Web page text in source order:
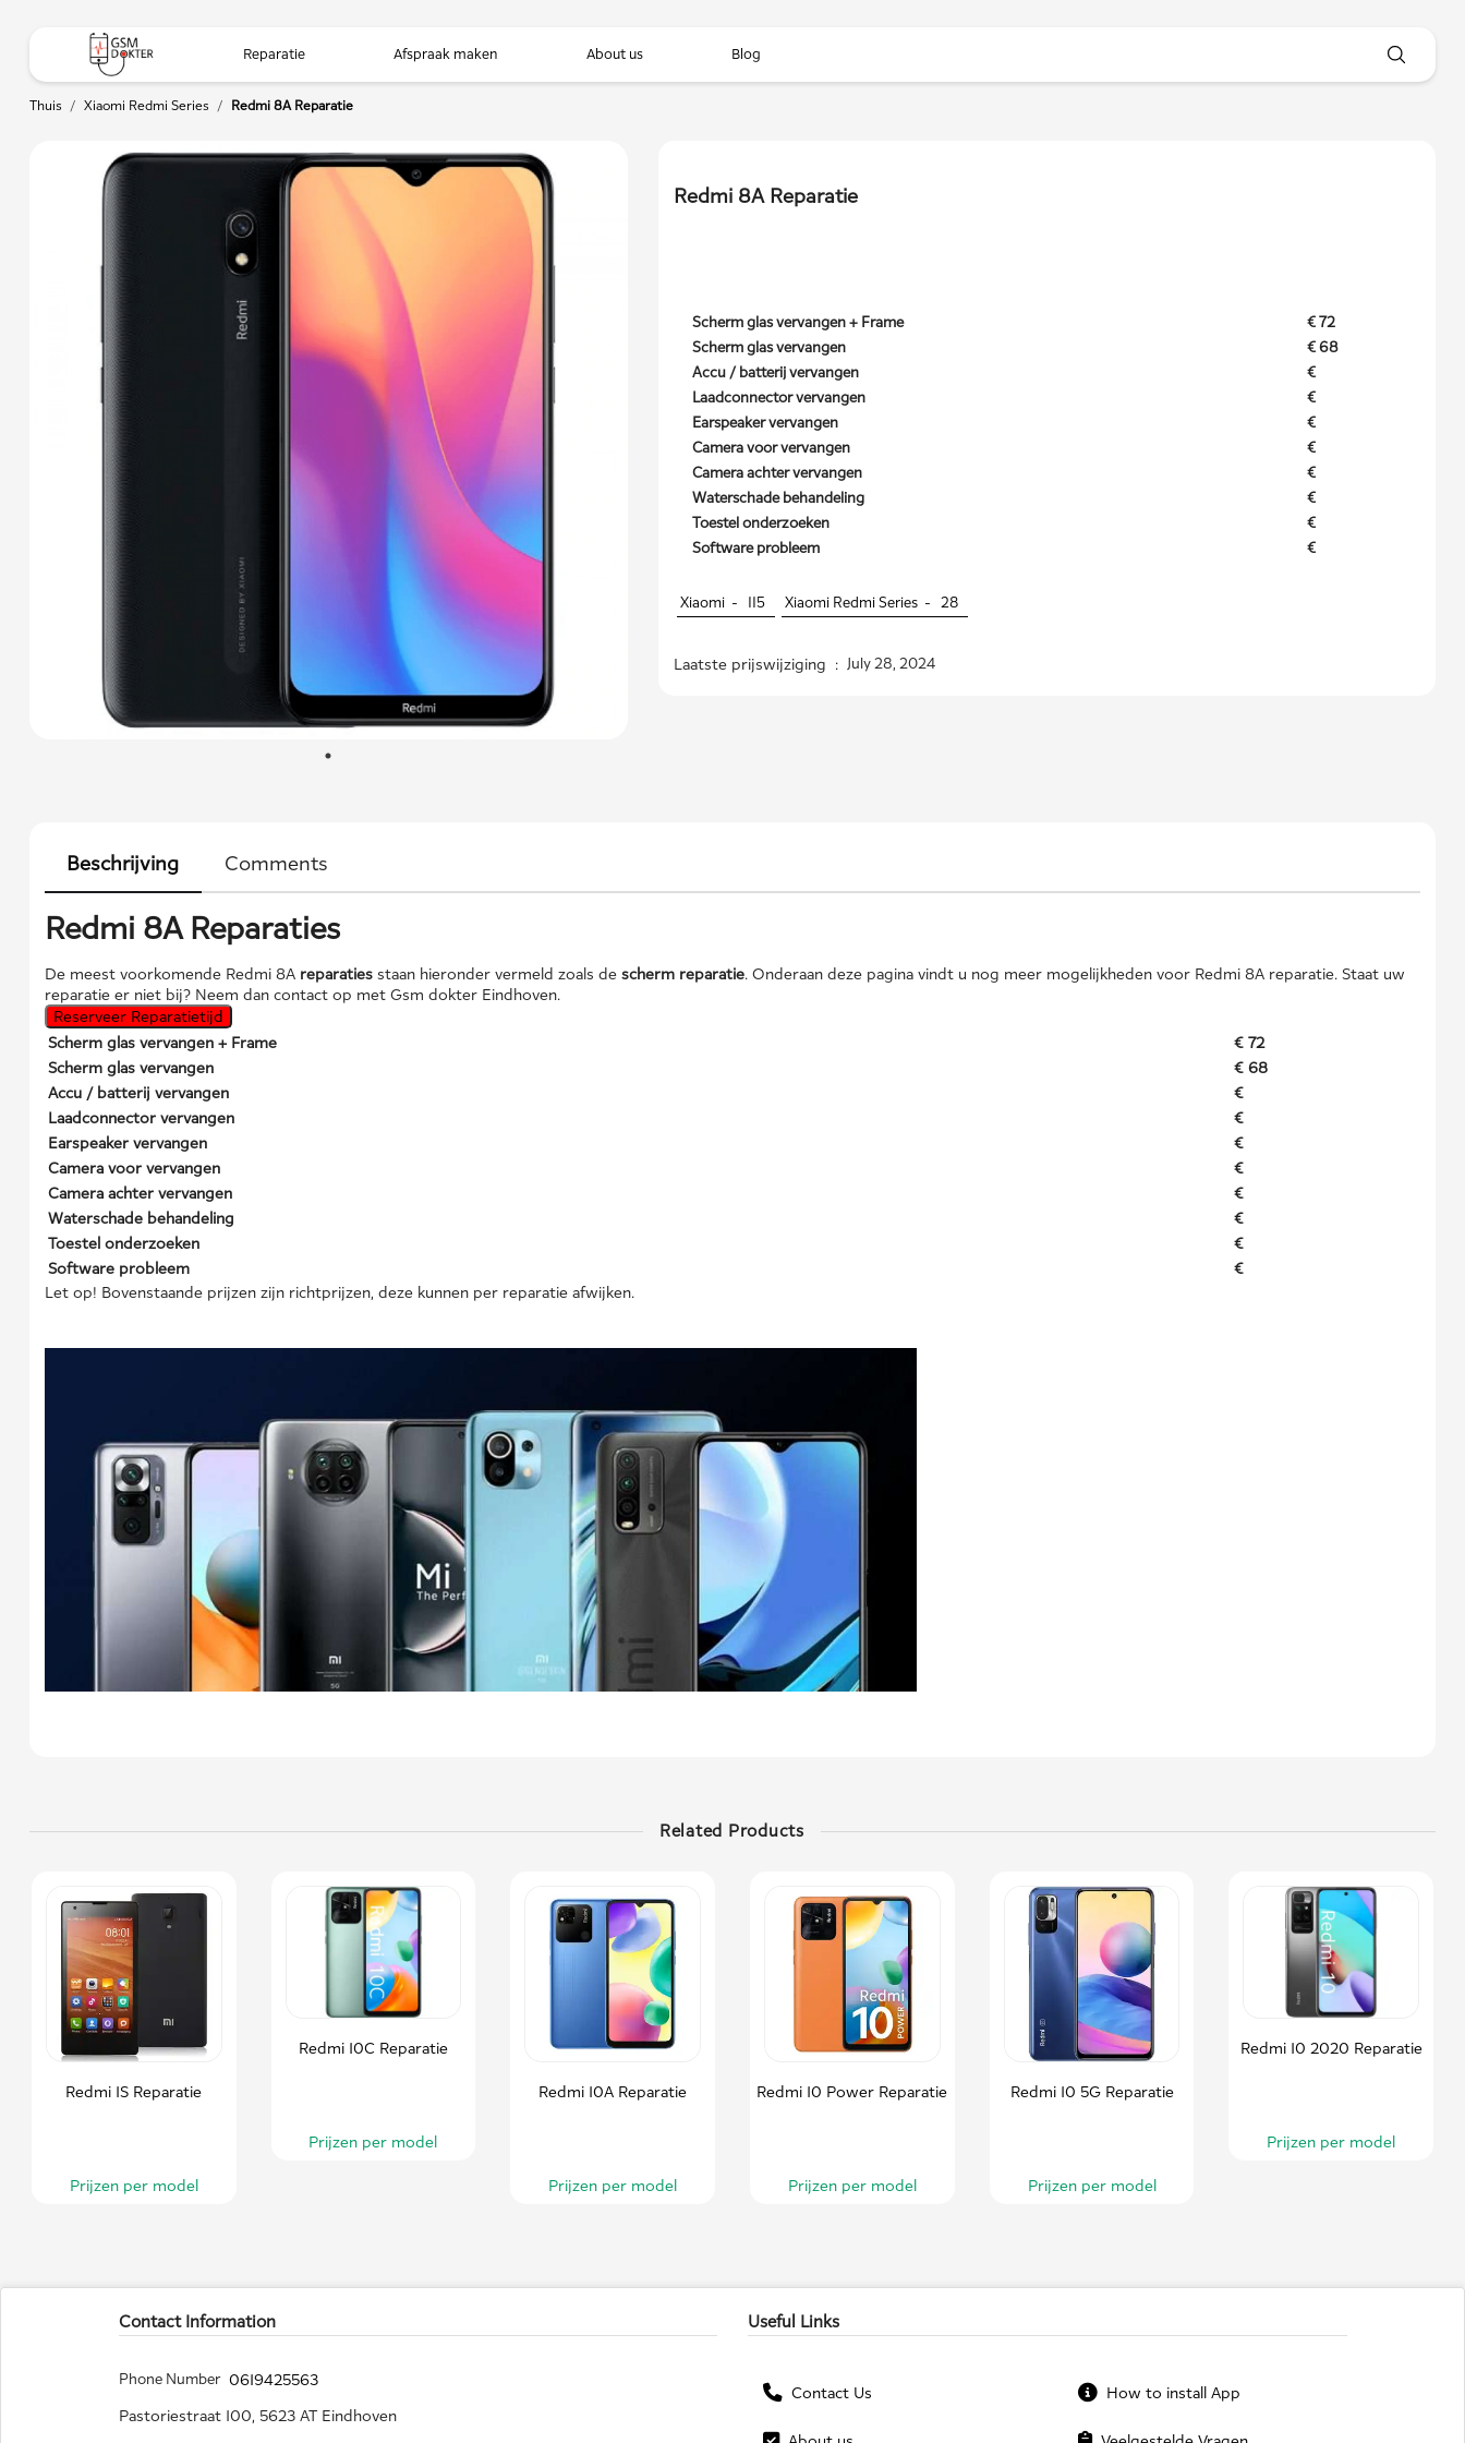
Reparatie Afspraak maken About us Blog
Thuis / Xiaomi Redmi Series / Redmi 8A Reparatie
Redmi 8A Reparatie
Scherm glas vervangen + Frame
€ 72
Scherm glas vervangen
€ 68
Accu / batterij vervangen
€
Laadconnector vervangen
€
Earspeaker vervangen
€
Camera voor vervangen
€
Camera achter vervangen
€
Waterschade behandeling
€
Toestel onderzoeken
€
Software probleem
€
Xiaomi - 115 Xiaomi Redmi Series - 28
Laatste prijswijziging : July 28, 2024
Beschrijving Comments
Redmi 8A Reparaties
De meest voorkomende Redmi 8A reparatiesstaan hieronder vermeld zoals de scherm reparatie. Onderaan deze pagina vindt u nog meer mogelijkheden voor Redmi 8A reparatie. Staat uw
reparatie er niet bij? Neem dan contact op met Gsm dokter Eindhoven.
Reserveer Reparatietijd
Scherm glas vervangen + Frame
€ 72
Scherm glas vervangen
€ 68
Accu / batterij vervangen
€
Laadconnector vervangen
€
Earspeaker vervangen
€
Camera voor vervangen
€
Camera achter vervangen
€
Waterschade behandeling
€
Toestel onderzoeken
€
Software probleem
€
Let op! Bovenstaande prijzen zijn richtprijzen, deze kunnen per reparatie afwijken.
Related Products
Redmi 1S Reparatie
Prijzen per model
Redmi 10C Reparatie
Prijzen per model
Redmi 10A Reparatie
Prijzen per model
Redmi 10 Power Reparatie
Prijzen per model
Redmi 10 5G Reparatie
Prijzen per model
Redmi 10 2020 Reparatie
Prijzen per model
Contact Information
Phone Number 0619425563
Pastoriestraat 100, 5623 AT Eindhoven
Useful Links
Contact Us How to install App